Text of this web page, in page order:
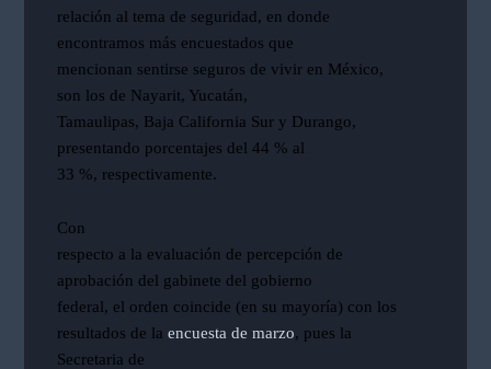
relación al tema de seguridad, en donde
encontramos más encuestados que
mencionan sentirse seguros de vivir en México,
son los de Nayarit, Yucatán,
Tamaulipas, Baja California Sur y Durango,
presentando porcentajes del 44 % al
33 %, respectivamente.
Con
respecto a la evaluación de percepción de
aprobación del gabinete del gobierno
federal, el orden coincide (en su mayoría) con los
resultados de laencuesta de marzo, pues la
Secretaria de